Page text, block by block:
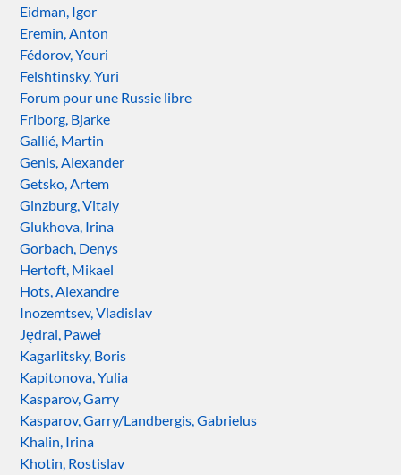
Eidman, Igor
Eremin, Anton
Fédorov, Youri
Felshtinsky, Yuri
Forum pour une Russie libre
Friborg, Bjarke
Gallié, Martin
Genis, Alexander
Getsko, Artem
Ginzburg, Vitaly
Glukhova, Irina
Gorbach, Denys
Hertoft, Mikael
Hots, Alexandre
Inozemtsev, Vladislav
Jędral, Paweł
Kagarlitsky, Boris
Kapitonova, Yulia
Kasparov, Garry
Kasparov, Garry/Landbergis, Gabrielus
Khalin, Irina
Khotin, Rostislav